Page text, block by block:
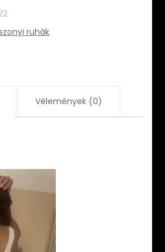
ruhák
Vélemények (0)